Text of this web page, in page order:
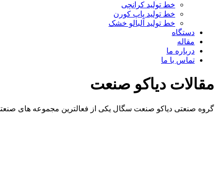
خط تولید کرانچی
خط تولید پاپ کورن
خط تولید آلبالو خشک
دستگاه
مقاله
درباره ما
تماس با ما
مقالات دیاکو صنعت
گروه صنعتی دیاکو صنعت سگال یکی از فعالترین مجموعه های